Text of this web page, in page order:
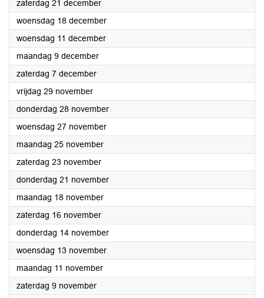
zaterdag 21 december2024
woensdag 18 december2024
woensdag 11 december2024
maandag 9 december2024
zaterdag 7 december2024
vrijdag 29 november2024
donderdag 28 november2024
woensdag 27 november2024
maandag 25 november2024
zaterdag 23 november2024
donderdag 21 november2024
maandag 18 november2024
zaterdag 16 november2024
donderdag 14 november2024
woensdag 13 november2024
maandag 11 november2024
zaterdag 9 november2024